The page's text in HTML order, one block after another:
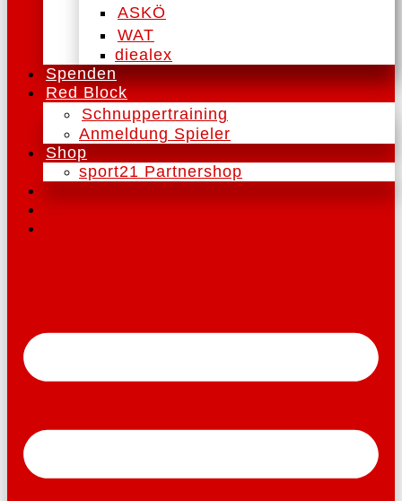
ASKÖ
WAT
diealex
Spenden
Red Block
Schnuppertraining
Anmeldung Spieler
Shop
sport21 Partnershop